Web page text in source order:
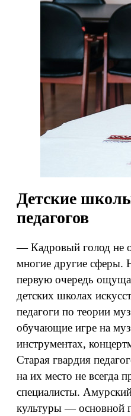
Детские
педагогов
— Кадровый голод не
многие другие сферы.
первую очередь
детских школах
педагоги по теории
обучающие игре на
инструментах,
Старая гвардия
на их место не всегда
специалисты.
культуры — основной